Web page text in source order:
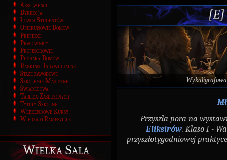
Absolwenci
Dyrekcja
Łowca Studentów
Opiekunowie Domów
Prefekci
Pracownicy
Profesorowie
Puchary Domów
Rankingi Indywidualne
Staże zawodowe
Szkolenie Magiczne
Świadectwa
Tablica Zasłużonych
Tytuły Szkolne
Weekendowe Kursy
Wiedza o Ramesville
Wielka Sala
[E]
Przyszła pora na
Eliksirów. Klaso I -
przyszłotygodniowej